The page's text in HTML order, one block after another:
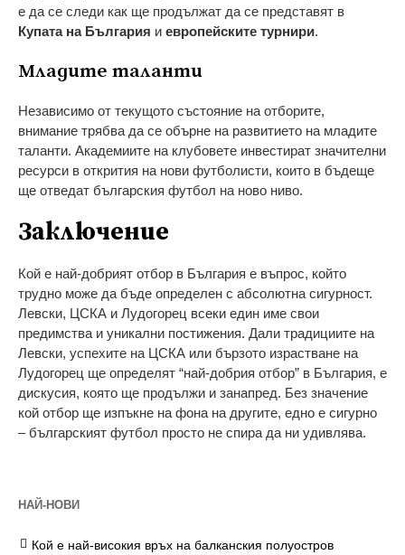
е да се следи как ще продължат да се представят в
Купата на България и европейските турнири.
Младите таланти
Независимо от текущото състояние на отборите,
внимание трябва да се обърне на развитието на младите
таланти. Академиите на клубовете инвестират значителни
ресурси в открития на нови футболисти, които в бъдеще
ще отведат българския футбол на ново ниво.
Заключение
Кой е най-добрият отбор в България е въпрос, който
трудно може да бъде определен с абсолютна сигурност.
Левски, ЦСКА и Лудогорец всеки един име свои
предимства и уникални постижения. Дали традициите на
Левски, успехите на ЦСКА или бързото израстване на
Лудогорец ще определят “най-добрия отбор” в България, е
дискусия, която ще продължи и занапред. Без значение
кой отбор ще изпъкне на фона на другите, едно е сигурно
– българският футбол просто не спира да ни удивлява.
НАЙ-НОВИ
Кой е най-високия връх на балканския полуостров